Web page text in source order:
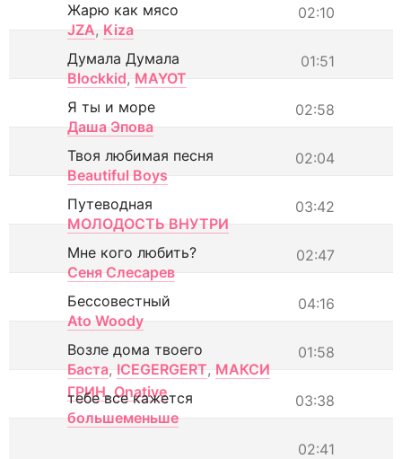
02:10
Жарю как мясо
JZA, Kiza
01:51
Думала Думала
Blockkid, MAYOT
02:58
Я ты и море
Даша Эпова
02:04
Твоя любимая песня
Beautiful Boys
03:42
Путеводная
МОЛОДОСТЬ ВНУТРИ
02:47
Мне кого любить?
Сеня Слесарев
04:16
Бессовестный
Ato Woody
01:58
Возле дома твоего
Баста, ICEGERGERT, МАКСИ
ГРИН, Onative 03:38
тебе все кажется
большеменьше
02:41